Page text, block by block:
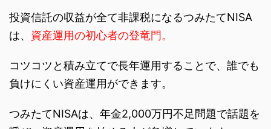
投資信託の収益が全て非課税になるつみたてNISA
は、 資産運用の初心者の登竜門。
コツコツと積み立てで長年運用することで、誰でも
負けにくい資産運用ができます。
つみたてNISAは、年金2,000万円不足問題で話題を